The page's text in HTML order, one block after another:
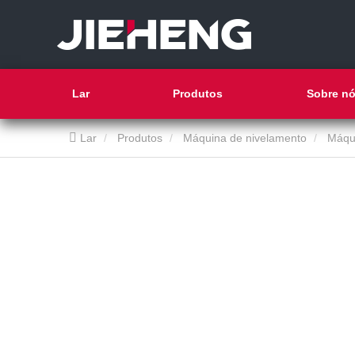
Lar Produtos Sobre
Lar Produtos Máquina de nivelamento